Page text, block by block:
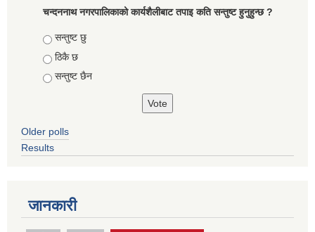
चन्दननाथ नगरपालिकाको कार्यशैलीबाट तपाइ कति सन्तुष्ट हुनुहुन्छ ?
Choices
सन्तुष्ट छु
ठिकै छ
सन्तुष्ट छैन
Older polls
Results
जानकारी